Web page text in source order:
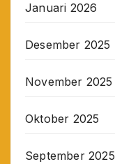
Januari 2026
Desember 2025
November 2025
Oktober 2025
September 2025